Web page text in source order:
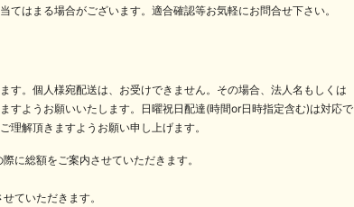
はまる場合がございます。適合確認等お気軽にお問合せ下さい。
す。個人様宛配送は、お受けできません。その場合、法人名もしくは
すようお願いいたします。日曜祝日配達(時間or日時指定含む)は対応で
理解頂きますようお願い申し上げます。
に総額をご案内させていただきます。
ていただきます。